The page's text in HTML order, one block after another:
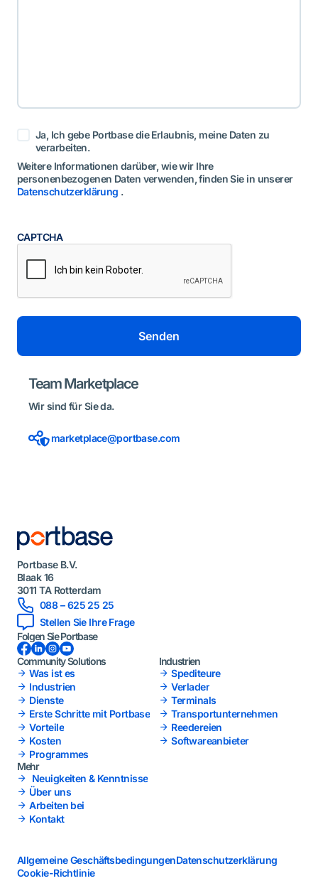
s
t
e
m
g
Ja, Ich gebe Portbase die Erlaubnis, meine Daten zu
verarbeiten.
Weitere Informationen darüber, wie wir Ihre
personenbezogenen Daten verwenden, finden Sie in unserer
Datenschutzerklärung .
CAPTCHA
Senden
Team Marketplace
Wir sind für Sie da.
marketplace@portbase.com
Portbase B.V.
Blaak 16
3011 TA Rotterdam
088 – 625 25 25
Stellen Sie Ihre Frage
Folgen Sie Portbase
Facebook LinkedInInstagramYouTube
Community Solutions
Was ist es
Industrien
Dienste
Erste Schritte mit Portbase
Vorteile
Kosten
Programmes
Industrien
Spediteure
Verlader
Terminals
Transportunternehmen
Reedereien
Softwareanbieter
Mehr
Neuigkeiten & Kenntnisse
Über uns
Arbeiten bei
Kontakt
Allgemeine GeschäftsbedingungenDatenschutzerklärung
Cookie-Richtlinie